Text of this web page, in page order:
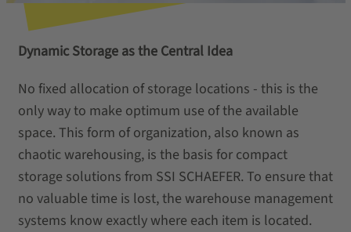
Dynamic Storage as the Central Idea
No fixed allocation of storage locations - this is the
only way to make optimum use of the available
space. This form of organization, also known as
chaotic warehousing, is the basis for compact
storage solutions from SSI SCHAEFER. To ensure that
no valuable time is lost, the warehouse management
systems know exactly where each item is located.